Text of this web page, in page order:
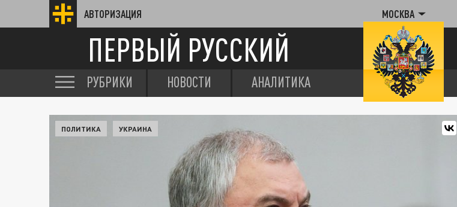
АВТОРИЗАЦИЯ МОСКВА
ПЕРВЫЙ РУССКИЙ
РУБРИКИ НОВОСТИ АНАЛИТИКА
ПОЛИТИКА УКРАИНА